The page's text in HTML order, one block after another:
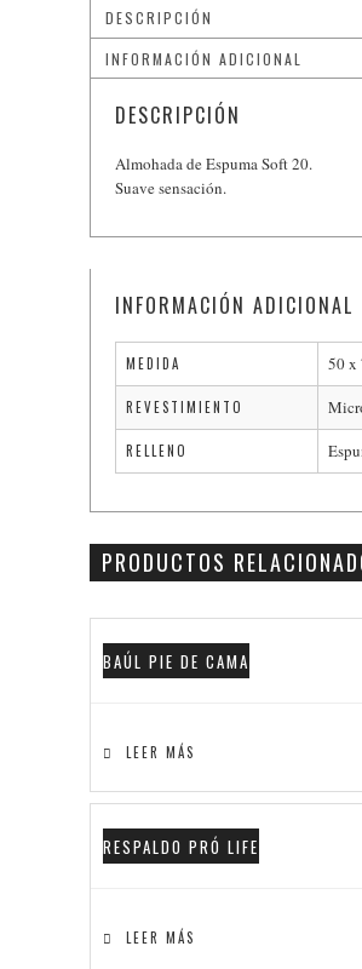
DESCRIPCIÓN
INFORMACIÓN ADICIONAL
DESCRIPCIÓN
Almohada de Espuma Soft 20.
Suave sensación.
INFORMACIÓN ADICIONAL
MEDIDA 50 x
REVESTIMIENTO
RELLENO
PRODUCTOS
BAÚL PIE DE CAMA
LEER MÁS
RESPALDO PRÓ LIFE
LEER MÁS